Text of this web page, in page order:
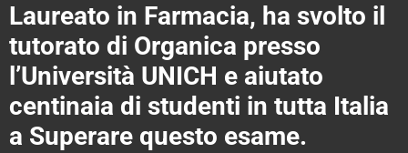
Laureato in Farmacia, ha svolto il
tutorato di Organica presso
l’Università UNICH e aiutato
centinaia di studenti in tutta Italia
a Superare questo esame.